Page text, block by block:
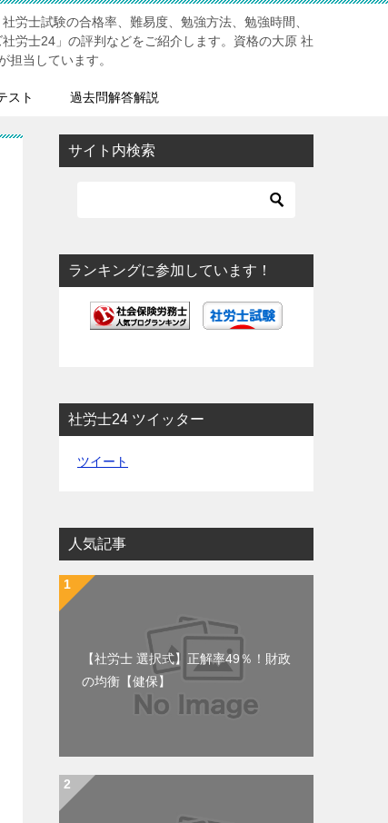
労士試験の合格率、難易度、勉強方法、勉強時間、
労士24」の評判などをご紹介します。資格の大原 社
担当しています。
スト 過去問解答解説
サイト内検索
ランキングに参加しています！
社労士24 ツイッター
ツイート
人気記事
【社労士 選択式】正解率49％！財政
の均衡【健保】